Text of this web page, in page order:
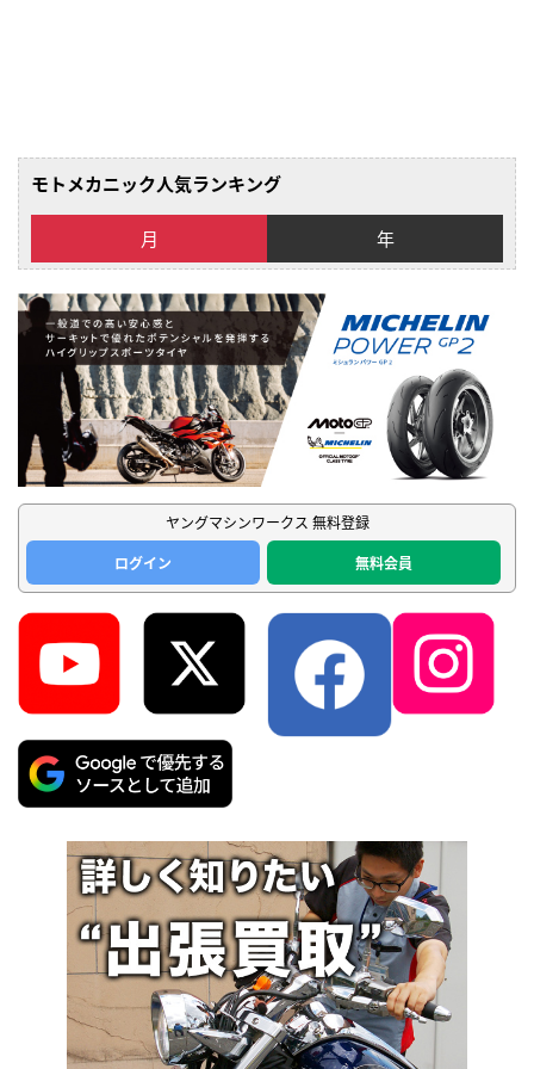
モトメカニック人気ランキング
月 年
ヤングマシンワークス 無料登録
ログイン
無料会員